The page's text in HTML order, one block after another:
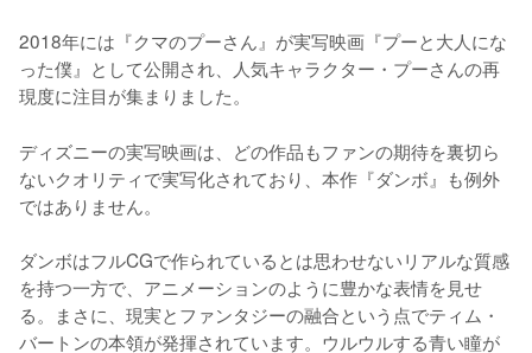
2018年には『クマのプーさん』が実写映画『プーと大人にな
った僕』として公開され、人気キャラクター・プーさんの再
現度に注目が集まりました。
ディズニーの実写映画は、どの作品もファンの期待を裏切ら
ないクオリティで実写化されており、本作『ダンボ』も例外
ではありません。
ダンボはフルCGで作られているとは思わせないリアルな質感
を持つ一方で、アニメーションのように豊かな表情を見せ
る。まさに、現実とファンタジーの融合という点でティム・
バートンの本領が発揮されています。ウルウルする青い瞳が